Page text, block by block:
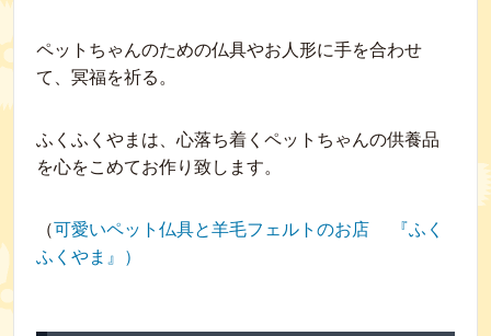
ペットちゃんのための仏具やお人形に手を合わせ
て、冥福を祈る。
ふくふくやまは、心落ち着くペットちゃんの供養品
を心をこめてお作り致します。
（可愛いペット仏具と羊毛フェルトのお店 『ふく
ふくやま』）